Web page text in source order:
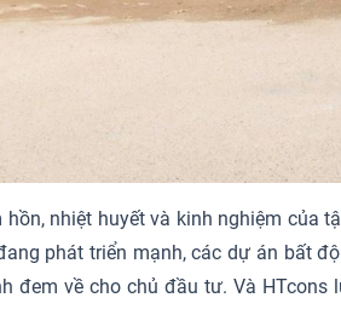
nhiệt huyết và kinh nghiệm của
phát triển mạnh, các dự án bất
đem về cho chủ đầu tư. Và